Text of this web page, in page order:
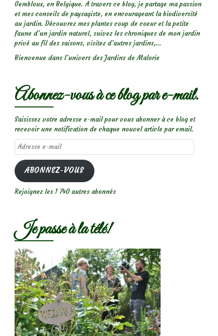
Gembloux, en Belgique. A travers ce blog, je partage ma passion
et mes conseils de paysagiste, en encourageant la biodiversité
au jardin. Découvrez mes plantes coup de coeur et la petite
faune d’un jardin naturel, suivez les chroniques de mon jardin
privé au fil des saisons, visitez d’autres jardins,...
Bienvenue dans l’univers des Jardins de Malorie
Abonnez-vous à ce blog par e-mail.
Saisissez votre adresse e-mail pour vous abonner à ce blog et
recevoir une notification de chaque nouvel article par email.
Adresse
e-
mail
ABONNEZ-VOUS
Rejoignez les 1 740 autres abonnés
Je passe à la télé!